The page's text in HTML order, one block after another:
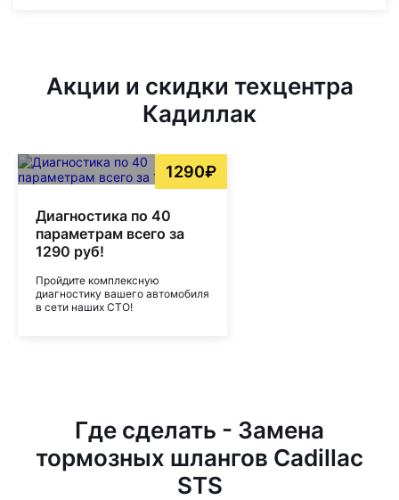
Акции и скидки техцентра
Кадиллак
1290₽
Диагностика по 40
параметрам всего за
1290 руб!
Пройдите комплексную
диагностику вашего автомобиля
в сети наших СТО!
Где сделать - Замена
тормозных шлангов Cadillac
STS